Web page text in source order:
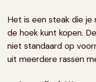
Het is een steak die
de hoek kunt kopen.
niet standaard op
uit meerdere rassen